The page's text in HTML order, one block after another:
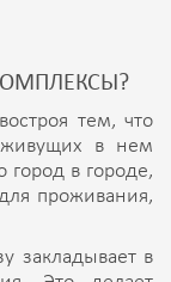
тем, что
в нем
в городе,
проживания,
закладывает в